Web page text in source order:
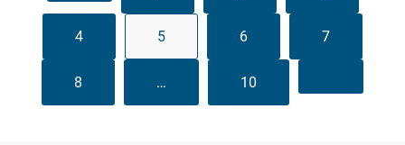
4 5 6 7
8 … 10